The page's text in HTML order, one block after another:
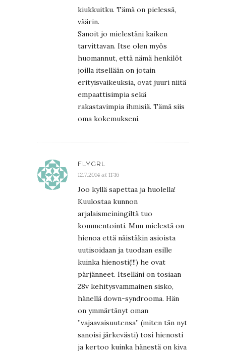
kiukkuitku. Tämä on pielessä,
väärin.
Sanoit jo mielestäni kaiken
tarvittavan. Itse olen myös
huomannut, että nämä henkilöt
joilla itsellään on jotain
erityisvaikeuksia, ovat juuri niitä
empaattisimpia sekä
rakastavimpia ihmisiä. Tämä siis
oma kokemukseni.
FLYGRL
12.7.2014 at 11:16
Joo kyllä sapettaa ja huolella!
Kuulostaa kunnon
arjalaismeiningiltä tuo
kommentointi. Mun mielestä on
hienoa että näistäkin asioista
uutisoidaan ja tuodaan esille
kuinka hienosti(!!!) he ovat
pärjänneet. Itselläni on tosiaan
28v kehitysvammainen sisko,
hänellä down-syndrooma. Hän
on ymmärtänyt oman
”vajaavaisuutensa” (miten tän nyt
sanoisi järkevästi) tosi hienosti
ja kertoo kuinka hänestä on kiva